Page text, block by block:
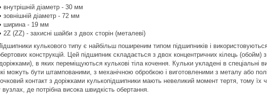
внутрішній діаметр - 30 мм
зовнішній діаметр - 72 мм
ширина - 19 мм
2Z (ZZ) - захисні шайби з двох сторін (металеві)
кулькового типу є найбільш поширеним типом підшипників і
конструкцій. Цей підшипник складається з двох концентричних кілець (обойм)
в яких переміщуються кулькові тіла кочення. Кульки укладені в спеціальні
можуть бути штампованими, з механічною обробкою і виготовленими з металу або
контакт з доріжками кулькопідшипники мають невеликий момент тертя, тому їх
вузлах, де потрібна висока швидкість обертання.